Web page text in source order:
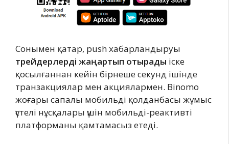
Сонымен қатар, push хабарландыруы
трейдерлерді жаңартып отырады іске
қосылғаннан кейін бірнеше секунд ішінде
транзакциялар мен акциялармен. Binomo
жоғары сапалы мобильді қолданбасы жұмыс
үстелі нұсқалары үшін мобильді-реактивті
платформаны қамтамасыз етеді.